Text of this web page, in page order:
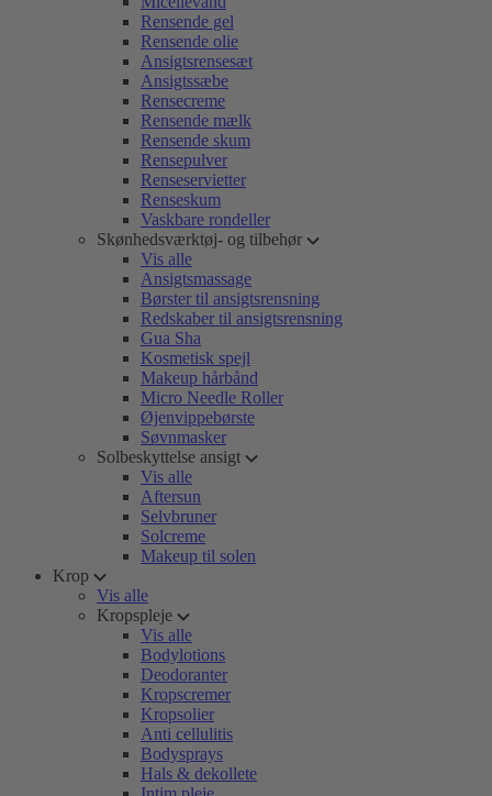
Rensende gel
Rensende olie
Ansigtsrensesæt
Ansigtssæbe
Rensecreme
Rensende mælk
Rensende skum
Rensepulver
Renseservietter
Renseskum
Vaskbare rondeller
Skønhedsværktøj- og tilbehør
Vis alle
Ansigtsmassage
Børster til ansigtsrensning
Redskaber til ansigtsrensning
Gua Sha
Kosmetisk spejl
Makeup hårbånd
Micro Needle Roller
Øjenvippebørste
Søvnmasker
Solbeskyttelse ansigt
Vis alle
Aftersun
Selvbruner
Solcreme
Makeup til solen
Krop
Vis alle
Kropspleje
Vis alle
Bodylotions
Deodoranter
Kropscremer
Kropsolier
Anti cellulitis
Bodysprays
Hals & dekollete